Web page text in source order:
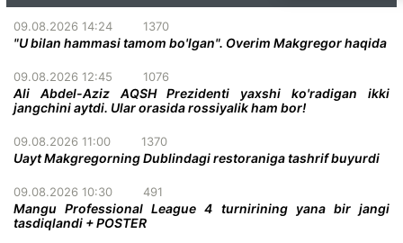
09.08.2026 14:24 1370
"U bilan hammasi tamom bo'lgan". Overim Makgregor haqida
09.08.2026 12:45 1076
Ali Abdel-Aziz AQSH Prezidenti yaxshi ko'radigan ikki
jangchini aytdi. Ular orasida rossiyalik ham bor!
09.08.2026 11:00 1370
Uayt Makgregorning Dublindagi restoraniga tashrif buyurdi
09.08.2026 10:30 491
Mangu Professional League 4 turnirining yana bir jangi
tasdiqlandi + POSTER